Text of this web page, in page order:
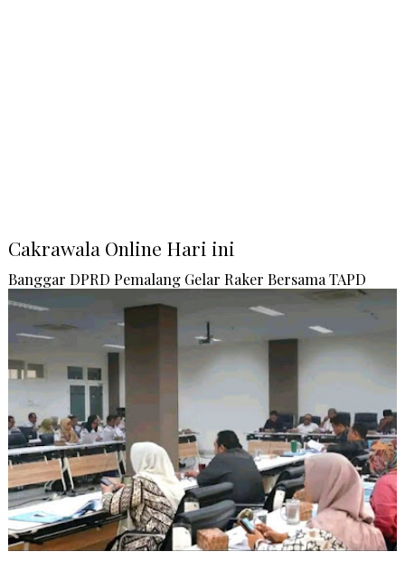
Cakrawala Online Hari ini
Banggar DPRD Pemalang Gelar Raker Bersama TAPD